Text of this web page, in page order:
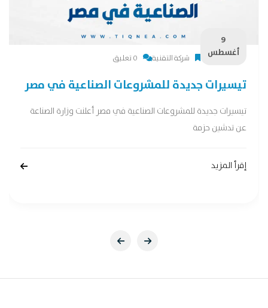
9
أغسطس
شركة التقنية 0 تعليق
تيسيرات جديدة للمشروعات الصناعية في مصر
تيسيرات جديدة للمشروعات الصناعية في مصر أعلنت وزارة الصناعة
عن تدشين حزمة
إقرأ المزيد